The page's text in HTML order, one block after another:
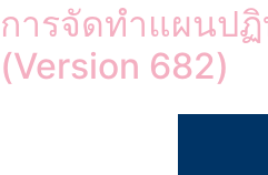
การจัดทำแผนป
(Version 682)